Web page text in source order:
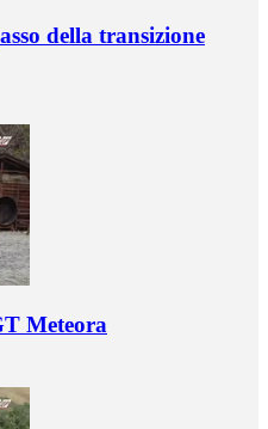
della transizione
Meteora